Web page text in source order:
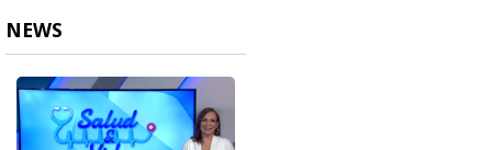
NEWS